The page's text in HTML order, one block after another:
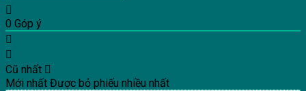
0 Góp ý
Cũ nhất
Mới nhất Được bỏ phiếu nhiều nhất